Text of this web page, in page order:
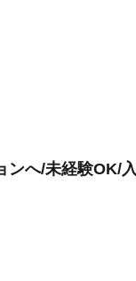
へ/未経験OK/